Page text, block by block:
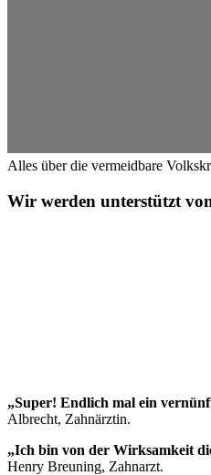
Alles über die vermeidbare
Wir werden unterstützt
„Super! Endlich mal ein
Albrecht, Zahnärztin.
„Ich bin von der Wirksamkeit
Henry Breuning, Zahnarzt.